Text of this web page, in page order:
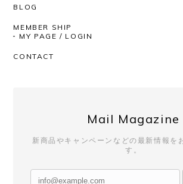
BLOG
MEMBER SHIP
MY PAGE / LOGIN
CONTACT
Mail Magazine
新商品やキャンペーンなどの最新情報を
す。